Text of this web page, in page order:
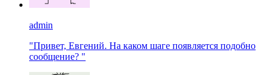
admin
"Привет, Евгений. На каком шаге появляется подобно
сообщение? "